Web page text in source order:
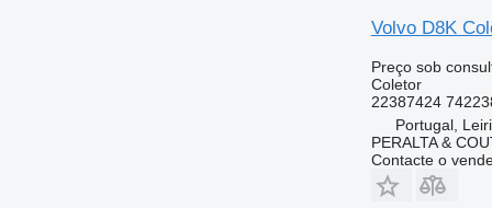
Volvo D8K
Preço sob
Coletor
22387424
Portugal,
PERALTA &
Contacte o